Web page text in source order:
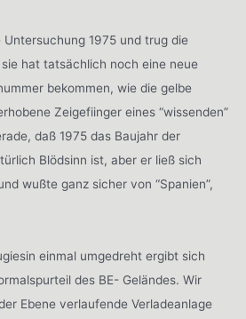
1975 und trug die
sie hat tatsächlich noch eine neue
bekommen, wie die gelbe
Zeigefiinger eines “wissenden”
daß 1975 das Baujahr der
Blödsinn ist, aber er ließ sich
wußte ganz sicher von “Spanien”,
einmal umgedreht ergibt sich
des BE- Geländes. Wir
Ebene verlaufende Verladeanlage